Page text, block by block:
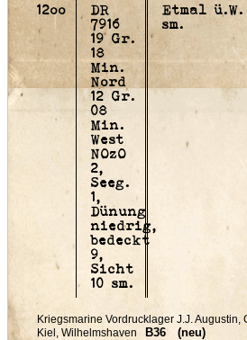
12oo
DR
7916
19 Gr.
18
Min.
Nord
12 Gr.
08
Min.
West
NOzO
2,
Seeg.
1,
Dünung
niedrig,
bedeckt
9,
Sicht
10 sm.
Etmal ü.W.
sm.